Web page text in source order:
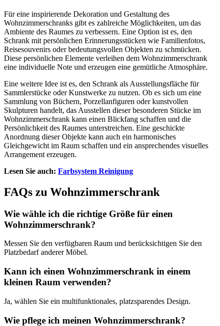
Für eine inspirierende Dekoration und Gestaltung des
Wohnzimmerschranks gibt es zahlreiche Möglichkeiten, um das
Ambiente des Raumes zu verbessern. Eine Option ist es, den
Schrank mit persönlichen Erinnerungsstücken wie Familienfotos,
Reisesouvenirs oder bedeutungsvollen Objekten zu schmücken.
Diese persönlichen Elemente verleihen dem Wohnzimmerschrank
eine individuelle Note und erzeugen eine gemütliche Atmosphäre.
Eine weitere Idee ist es, den Schrank als Ausstellungsfläche für
Sammlerstücke oder Kunstwerke zu nutzen. Ob es sich um eine
Sammlung von Büchern, Porzellanfiguren oder kunstvollen
Skulpturen handelt, das Ausstellen dieser besonderen Stücke im
Wohnzimmerschrank kann einen Blickfang schaffen und die
Persönlichkeit des Raumes unterstreichen. Eine geschickte
Anordnung dieser Objekte kann auch ein harmonisches
Gleichgewicht im Raum schaffen und ein ansprechendes visuelles
Arrangement erzeugen.
Lesen Sie auch: Farbsystem Reinigung
FAQs zu Wohnzimmerschrank
Wie wähle ich die richtige Größe für einen
Wohnzimmerschrank?
Messen Sie den verfügbaren Raum und berücksichtigen Sie den
Platzbedarf anderer Möbel.
Kann ich einen Wohnzimmerschrank in einem
kleinen Raum verwenden?
Ja, wählen Sie ein multifunktionales, platzsparendes Design.
Wie pflege ich meinen Wohnzimmerschrank?